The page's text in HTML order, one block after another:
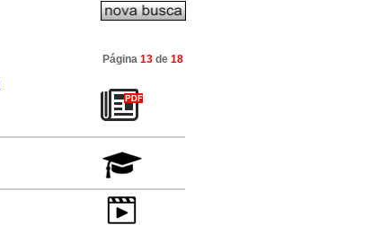
Página 13 de 18